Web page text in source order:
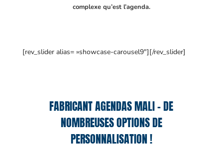
complexe qu’est l’agenda.
[rev_slider alias= »showcase-carousel9″][/rev_slider]
FABRICANT AGENDAS MALI – DE
NOMBREUSES OPTIONS DE
PERSONNALISATION !